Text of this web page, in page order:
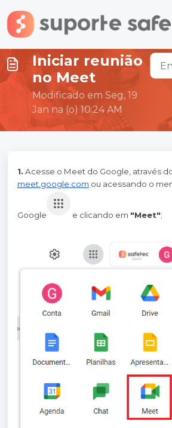
Ir para o conteúdo principal
Iniciar reunião
no Meet
Modificado em Seg, 19
Jan na (o) 10:24 AM
1. Acesse o Meet do Google, através
meet.google.com ou acessando o
Google e clicando em "Meet";